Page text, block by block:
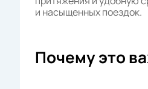
и насыщенных поездок.
Почему это